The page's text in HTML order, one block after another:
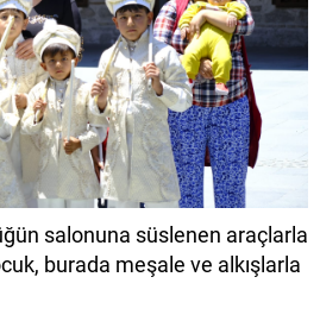
salonuna süslenen araçlarla
burada meşale ve alkışlarla